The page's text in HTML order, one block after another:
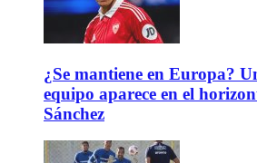
¿Se mantiene en Europa?
equipo aparece en el
Sánchez